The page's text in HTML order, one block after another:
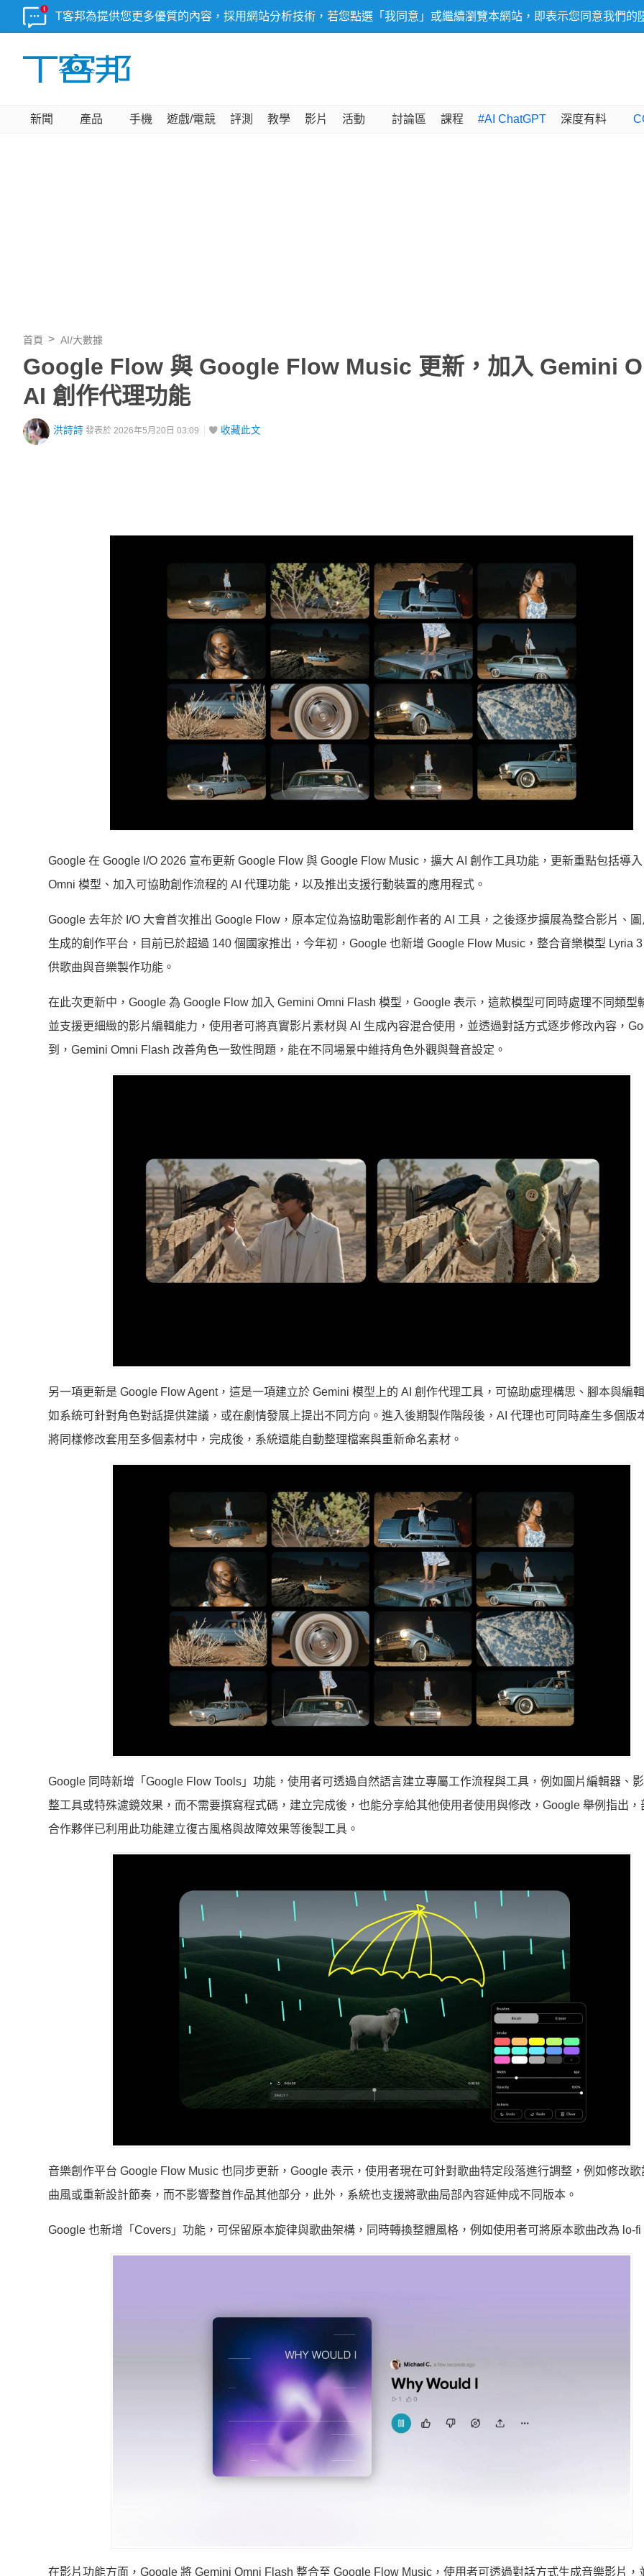
T客邦為提供您更多優質的內容，採用網站分析技術，若您點選「我同意」或繼續瀏覽本網站，即表示您同意我們的
新聞 產品 手機 遊戲/電競 評測 教學 影片 活動 討論區 課程 #AI ChatGPT 深度有料
首頁 AI/大數據
Google Flow 與 Google Flow Music 更新，加入 Gemini
AI 創作代理功能
洪詩詩 發表於 2026年5月20日 03:09 收藏此文
Google 在 Google I/O 2026 宣布更新 Google Flow 與 Google Flow Music，擴大 AI 創作工具功能，更新重點包括導
Omni 模型、加入可協助創作流程的 AI 代理功能，以及推出支援行動裝置的應用程式。
Google 去年於 I/O 大會首次推出 Google Flow，原本定位為協助電影創作者的 AI 工具，之後逐步擴展為整合影片、
生成的創作平台，目前已於超過 140 個國家推出，今年初，Google 也新增 Google Flow Music，整合音樂模型 Lyria
供歌曲與音樂製作功能。
在此次更新中，Google 為 Google Flow 加入 Gemini Omni Flash 模型，Google 表示，這款模型可同時處理不同類型
並支援更細緻的影片編輯能力，使用者可將真實影片素材與 AI 生成內容混合使用，並透過對話方式逐步修改內容，
到，Gemini Omni Flash 改善角色一致性問題，能在不同場景中維持角色外觀與聲音設定。
另一項更新是 Google Flow Agent，這是一項建立於 Gemini 模型上的 AI 創作代理工具，可協助處理構思、腳本與編
如系統可針對角色對話提供建議，或在劇情發展上提出不同方向。進入後期製作階段後，AI 代理也可同時產生多個版
將同樣修改套用至多個素材中，完成後，系統還能自動整理檔案與重新命名素材。
Google 同時新增「Google Flow Tools」功能，使用者可透過自然語言建立專屬工作流程與工具，例如圖片編輯器、
整工具或特殊濾鏡效果，而不需要撰寫程式碼，建立完成後，也能分享給其他使用者使用與修改，Google 舉例指出，
合作夥伴已利用此功能建立復古風格與故障效果等後製工具。
音樂創作平台 Google Flow Music 也同步更新，Google 表示，使用者現在可針對歌曲特定段落進行調整，例如修改歌
曲風或重新設計節奏，而不影響整首作品其他部分，此外，系統也支援將歌曲局部內容延伸成不同版本。
Google 也新增「Covers」功能，可保留原本旋律與歌曲架構，同時轉換整體風格，例如使用者可將原本歌曲改為 lo-fi
在影片功能方面，Google 將 Gemini Omni Flash 整合至 Google Flow Music，使用者可透過對話方式生成音樂影片，